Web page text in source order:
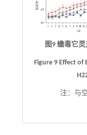
图9 蟾毒它
Figure 9 Effect of
注： 与